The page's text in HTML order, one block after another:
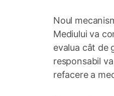
Noul
Mediului va
evalua cât de
responsabil
refacere a